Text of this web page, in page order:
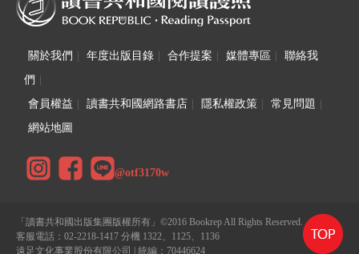
關於我們 年度出版目錄 合作提案 媒體專區
聯絡我
們
會員權益
讀書共和國網路書店 隱私權政策 常見問題
網站地圖
@otf3170w
「讀書共和國出版集團版權所有」©2016 Bookrep All Rights Reserved.
客服電話：02-2218-1417 分機 1322、1125、1136
遠足文化事業股份有限公司 | 統編：70446624